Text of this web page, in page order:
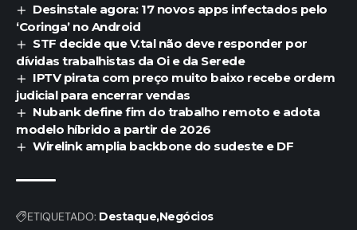
Desinstale agora: 17 novos apps infectados pelo
‘Coringa’ no Android
STF decide que V.tal não deve responder por
dívidas trabalhistas da Oi e da Serede
IPTV pirata com preço muito baixo recebe ordem
judicial para encerrar vendas
Nubank define fim do trabalho remoto e adota
modelo híbrido a partir de 2026
Wirelink amplia backbone do sudeste e DF
ETIQUETADO: DestaqueNegócios